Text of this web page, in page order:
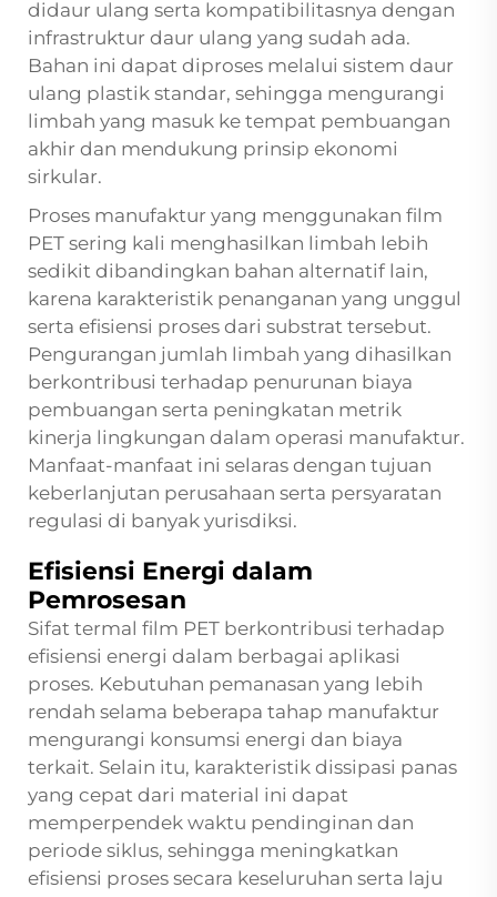
didaur ulang serta kompatibilitasnya dengan
infrastruktur daur ulang yang sudah ada.
Bahan ini dapat diproses melalui sistem daur
ulang plastik standar, sehingga mengurangi
limbah yang masuk ke tempat pembuangan
akhir dan mendukung prinsip ekonomi
sirkular.
Proses manufaktur yang menggunakan film
PET sering kali menghasilkan limbah lebih
sedikit dibandingkan bahan alternatif lain,
karena karakteristik penanganan yang unggul
serta efisiensi proses dari substrat tersebut.
Pengurangan jumlah limbah yang dihasilkan
berkontribusi terhadap penurunan biaya
pembuangan serta peningkatan metrik
kinerja lingkungan dalam operasi manufaktur.
Manfaat-manfaat ini selaras dengan tujuan
keberlanjutan perusahaan serta persyaratan
regulasi di banyak yurisdiksi.
Efisiensi Energi dalam
Pemrosesan
Sifat termal film PET berkontribusi terhadap
efisiensi energi dalam berbagai aplikasi
proses. Kebutuhan pemanasan yang lebih
rendah selama beberapa tahap manufaktur
mengurangi konsumsi energi dan biaya
terkait. Selain itu, karakteristik dissipasi panas
yang cepat dari material ini dapat
memperpendek waktu pendinginan dan
periode siklus, sehingga meningkatkan
efisiensi proses secara keseluruhan serta laju